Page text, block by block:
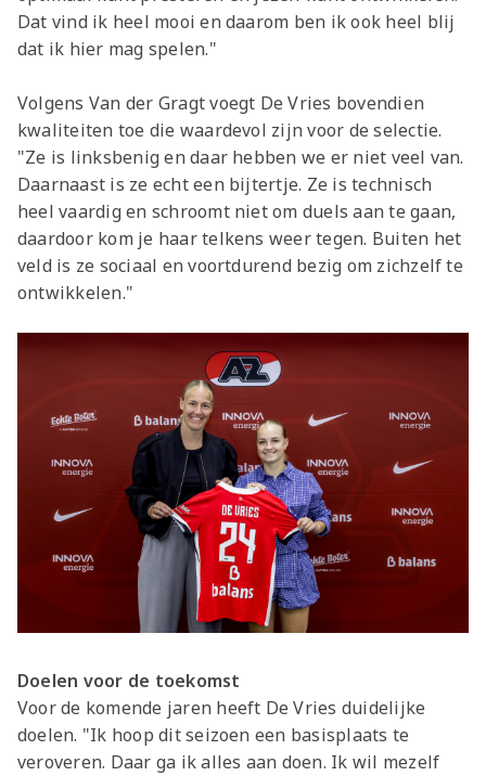
Dat vind ik heel mooi en daarom ben ik ook heel blij
dat ik hier mag spelen."
Volgens Van der Gragt voegt De Vries bovendien
kwaliteiten toe die waardevol zijn voor de selectie.
"Ze is linksbenig en daar hebben we er niet veel van.
Daarnaast is ze echt een bijtertje. Ze is technisch
heel vaardig en schroomt niet om duels aan te gaan,
daardoor kom je haar telkens weer tegen. Buiten het
veld is ze sociaal en voortdurend bezig om zichzelf te
ontwikkelen."
Doelen voor de toekomst
Voor de komende jaren heeft De Vries duidelijke
doelen. "Ik hoop dit seizoen een basisplaats te
veroveren. Daar ga ik alles aan doen. Ik wil mezelf